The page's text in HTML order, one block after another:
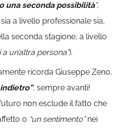
una seconda possibilità”,
a livello professionale sia,
seconda stagione, a livello
un’altra persona”).
ricorda Giuseppe Zeno,
, sempre avanti!
non esclude il fatto che
o “un sentimento”nei